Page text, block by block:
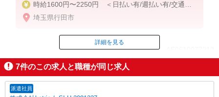
時給1600円〜2250円 ＜日払い有/週払い有/交通費
全支給(ガソリン代含む)＞
埼玉県行田市
ID：AE0610077212
掲載期間終了
詳細を見る
7件のこの求人と職種が同じ求人
派遣社員